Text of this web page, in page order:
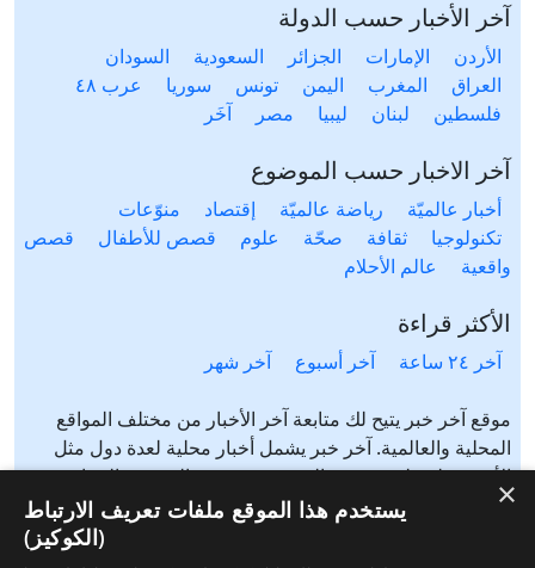
آخر الأخبار حسب الدولة
الأردن الإمارات الجزائر السعودية
السودان
العراق
المغرب اليمن تونس سوريا
عرب ٤٨
فلسطين
لبنان ليبيا مصر آخَر
آخر الاخبار حسب الموضوع
أخبار عالميّة رياضة عالميّة إقتصاد
منوّعات
تكنولوجيا
ثقافة صحّة علوم قصص للأطفال
قصص
واقعية
عالم الأحلام
الأكثر قراءة
آخر ٢٤ ساعة آخر أسبوع آخر شهر
موقع آخر خبر يتيح لك متابعة آخر الأخبار من مختلف المواقع
المحلية والعالمية. آخر خبر يشمل أخبار محلية لعدة دول مثل
الأردن، فلسطين، مصر، السعودية، تونس، المغرب، الجزائر،
عرب ٤٨، لبنان، العراق، اليمن وغيرها آخر خبر يتيح متابعة أخبار
من شتى المواضيع مثل: أخبار محلية، أخبار عالمية، رياضة،
إقتصاد، ثقافة، منوعات وغيرها تابع الأخبار المحلية والعالمية من
×
يستخدم هذا الموقع ملفات تعريف الارتباط
(الكوكيز)